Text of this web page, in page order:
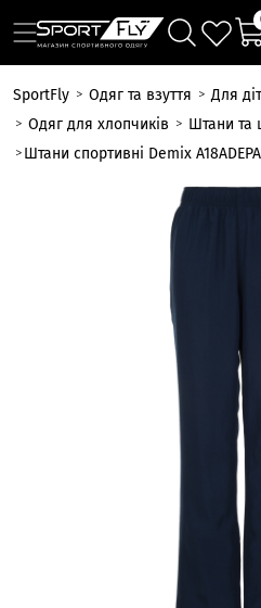
SportFly Одяг та взуття Для
Одяг для хлопчиків
Штани та
Штани спортивні Demix